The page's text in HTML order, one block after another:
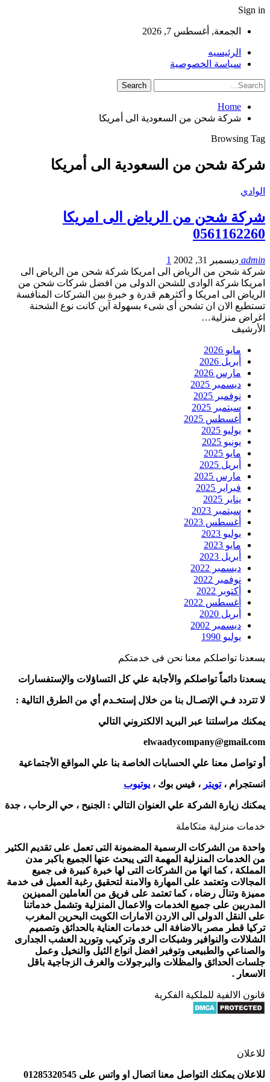
Sign in
الجمعة, أغسطس 7, 2026
الرئيسيه
سياسة الخصوصية
Home
شركة شحن من السعودية الى أمريكا
Browsing Tag
شركة شحن من السعودية الى أمريكا
الوادي
شركة شحن من الرياض الى امريكا
0561162260
admin ديسمبر 31, 2002
1
شركة شحن من الرياض الى امريكا شركة شحن من الرياض الى
امريكا شركة الوادى للشحن الدولى من افضل شركات شحن من
الرياض الى امريكا و أكثرهم قدرة و خبرة بين الشركات المنافسة
تستطيع الان ان تشحن أى شىء بسهولة آين كانت نوع الشحنة
اغراض منزلية…
الأرشيف
مايو 2026
أبريل 2026
مارس 2026
ديسمبر 2025
نوفمبر 2025
سبتمبر 2025
أغسطس 2025
يوليو 2025
يونيو 2025
مايو 2025
أبريل 2025
مارس 2025
فبراير 2025
يناير 2025
سبتمبر 2023
أغسطس 2023
يوليو 2023
مايو 2023
أبريل 2023
ديسمبر 2022
نوفمبر 2022
أكتوبر 2022
أغسطس 2022
أبريل 2020
ديسمبر 2002
يوليو 1990
يسعدنا تواصلكم معنا نحن فى خدمتكم
يسعدنا دائماً تواصلكم والأجابة علي كل التساؤلات والإستفسارات
لا تتردد فـي الإتصـال بنا من خلال إستخـدم أي من الطرق التالية :
يمكنك مراسلتنا عبر البريد الالكتروني التالي
elwaadycompany@gmail.com
أو تواصل معنا علي الحسابات الخاصة بنا علي المواقع الأجتماعية
انستجرام ،تويتر ، فيس بوك ، يوتيوب
يمكنك زيارة الشركة علي العنوان التالي : الجنيح ، حي الرحاب ، جدة
خدمات منزلية متكاملة
واحدة من الشركات الرسمية المضمونة التى تعمل على تقديم الكثير
من الخدمات المنزلية المهمة التى يبحث عنها الجميع باكبر مدن
المملكة ، كما انها من الشركات التى لها خبرة كبيرة فى جميع
المجالات وتعتمد على المهارة والامنة لتحقيق رغبة العميل فى خدمة
مميزة وتنال رضاه ، كما تعتمد على فريق من العاملين المميزين
المدربين على جميع الخدمات والاعمال المنزلية وتشمل خدماتنا
على النقل الدولى الى الاردن الامارات الكويت البحرين المغرب
تركيا قطر مصر بالاضافة الى خدمات العناية بالحدائق وتصميم
الشلالات والنوافير وشبكات الرى وتركيب وتوريد العشب الجدارى
والصناعي والطبيعى وتوفير افضل انواع الثيل والنخيل وعمل
جلسات الحدائق والمظلات والبرجولات والغرف الزجاجية باقل
الاسعار .
قانون الالفية للملكية الفكرية
للاعلان
للاعلان يمكنك التواصل معنا اتصال او واتس على 01285320545